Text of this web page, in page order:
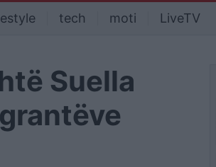
tech moti LiveTV
Suella